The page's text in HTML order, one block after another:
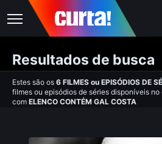
Resultados de busca
Estes são os 6 FILMES ou EPISÓDIOS DE
filmes ou episódios de séries disponíveis
com ELENCO CONTÉM GAL COSTA